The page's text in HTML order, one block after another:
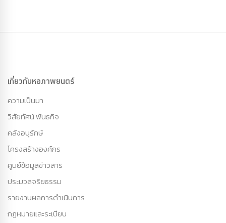
เกี่ยวกับหอภาพยนตร์
ความเป็นมา
วิสัยทัศน์ พันธกิจ
คลังอนุรักษ์
โครงสร้างองค์กร
ศูนย์ข้อมูลข่าวสาร
ประมวลจริยธรรม
รายงานผลการดำเนินการ
กฏหมายและระเบียบ